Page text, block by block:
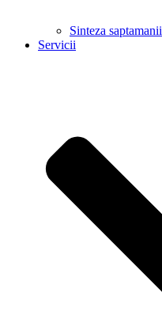
Sinteza saptamanii
Servicii